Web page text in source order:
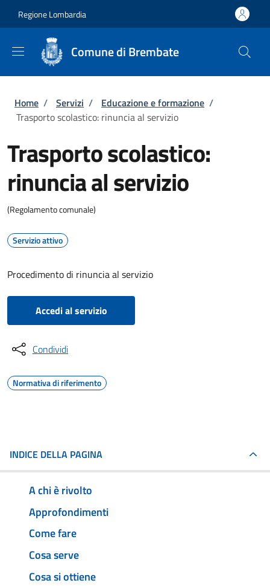
Regione Lombardia
Comune di Brembate
Briciole di pane
Home / Servizi / Educazione e formazione /
Trasporto scolastico: rinuncia al servizio
Trasporto scolastico:
rinuncia al servizio
(Regolamento comunale)
Servizio attivo
Procedimento di rinuncia al servizio
Accedi al servizio
Condividi
Normativa di riferimento
INDICE DELLA PAGINA
A chi è rivolto
Approfondimenti
Come fare
Cosa serve
Cosa si ottiene